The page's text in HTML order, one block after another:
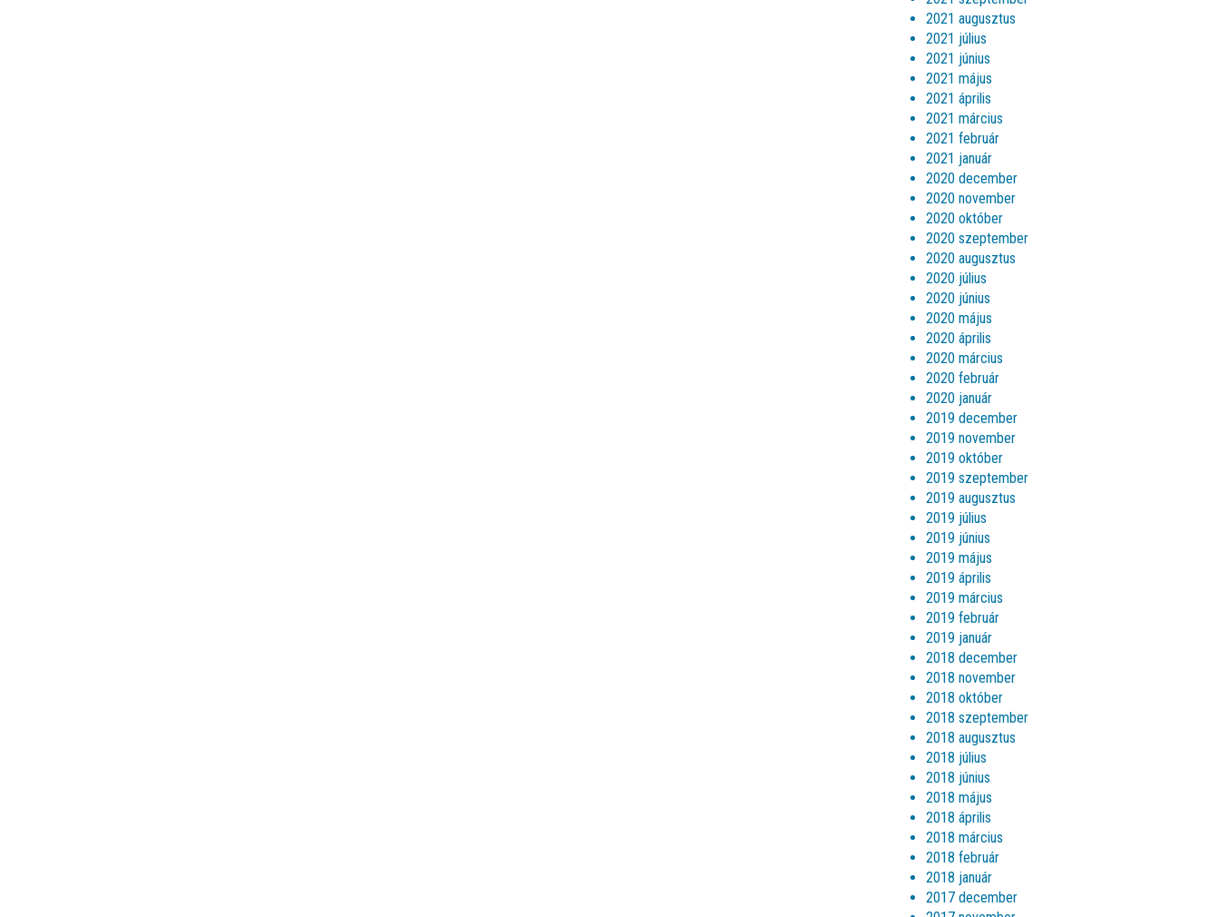
2021 augusztus
2021 július
2021 június
2021 május
2021 április
2021 március
2021 február
2021 január
2020 december
2020 november
2020 október
2020 szeptember
2020 augusztus
2020 július
2020 június
2020 május
2020 április
2020 március
2020 február
2020 január
2019 december
2019 november
2019 október
2019 szeptember
2019 augusztus
2019 július
2019 június
2019 május
2019 április
2019 március
2019 február
2019 január
2018 december
2018 november
2018 október
2018 szeptember
2018 augusztus
2018 július
2018 június
2018 május
2018 április
2018 március
2018 február
2018 január
2017 december